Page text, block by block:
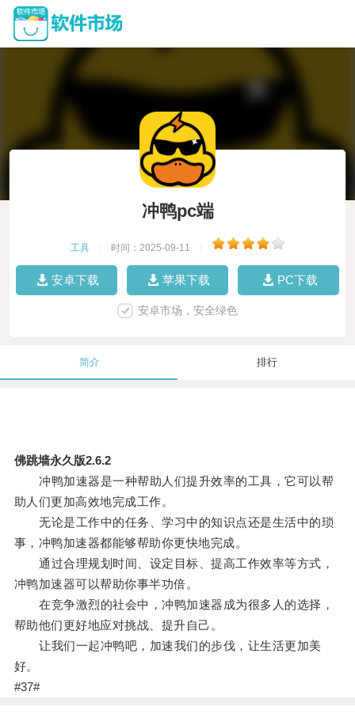
冲鸭pc端
工具 时间：2025-09-11
安卓下载 苹果下载 PC下载
安卓市场，安全绿色
简介 排行
佛跳墙永久版2.6.2
冲鸭加速器是一种帮助人们提升效率的工具，它可以帮
助人们更加高效地完成工作。
无论是工作中的任务、学习中的知识点还是生活中的琐
事，冲鸭加速器都能够帮助你更快地完成。
通过合理规划时间、设定目标、提高工作效率等方式，
冲鸭加速器可以帮助你事半功倍。
在竞争激烈的社会中，冲鸭加速器成为很多人的选择，
帮助他们更好地应对挑战、提升自己。
让我们一起冲鸭吧，加速我们的步伐，让生活更加美
好。
#37#